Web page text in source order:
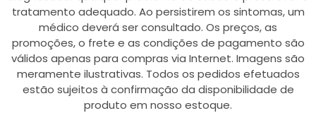
tratamento adequado. Ao persistirem os sintomas, um
médico deverá ser consultado. Os preços, as
promoções, o frete e as condições de pagamento são
válidos apenas para compras via Internet. Imagens são
meramente ilustrativas. Todos os pedidos efetuados
estão sujeitos à confirmação da disponibilidade de
produto em nosso estoque.